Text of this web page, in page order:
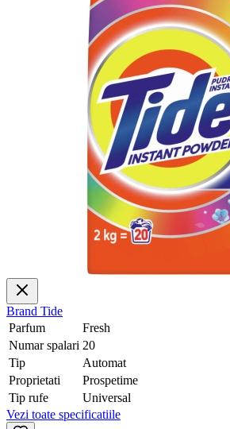
Brand Tide
Parfum
Fresh
Numar spalari 20
Tip
Automat
Proprietati
Prospetime
Tip rufe
Universal
Vezi toate specificatiile